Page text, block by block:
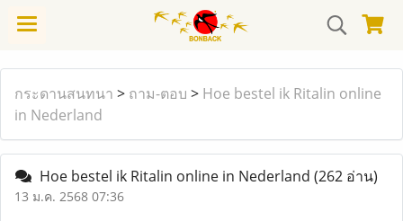
กระดานสนทนา > ถาม-ตอบ > Hoe bestel ik Ritalin online
in Nederland
Hoe bestel ik Ritalin online in Nederland (262 อ่าน)
13 ม.ค. 2568 07:36